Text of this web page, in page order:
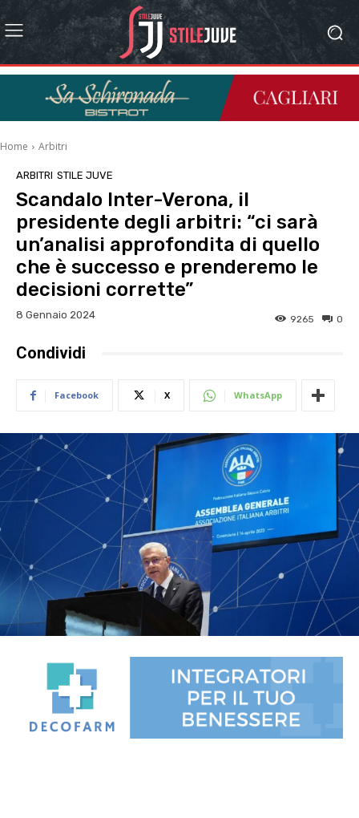
Home Arbitri
ARBITRI STILE JUVE
Scandalo Inter-Verona, il
presidente degli arbitri: “ci sarà
un’analisi approfondita di quello
che è successo e prenderemo le
decisioni corrette”
8 Gennaio 2024 0
9265
Condividi
Facebook X WhatsApp